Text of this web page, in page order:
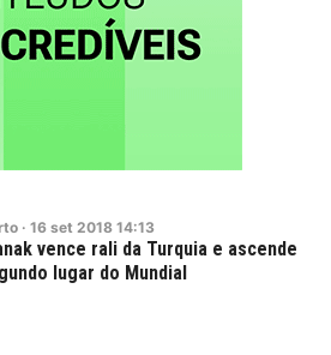
· 16 set 2018 14:13
vence rali da Turquia e ascende
lugar do Mundial